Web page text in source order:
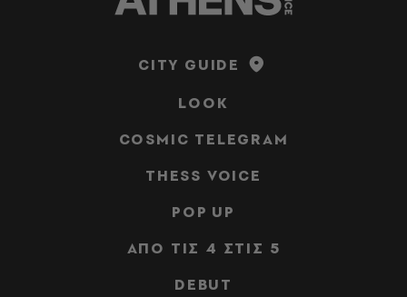
CITY GUIDE
LOOK
COSMIC TELEGRAM
THESS VOICE
POP UP
ΑΠΟ ΤΙΣ 4 ΣΤΙΣ 5
DEBUT